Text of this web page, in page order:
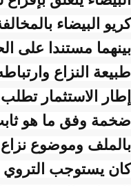
كريو البيضاء
بينهما مستندا على
طبيعة النزاع
إطار الاستثمار
ضخمة وفق ما هو
بالملف وموضوع
كان يستوجب التروي